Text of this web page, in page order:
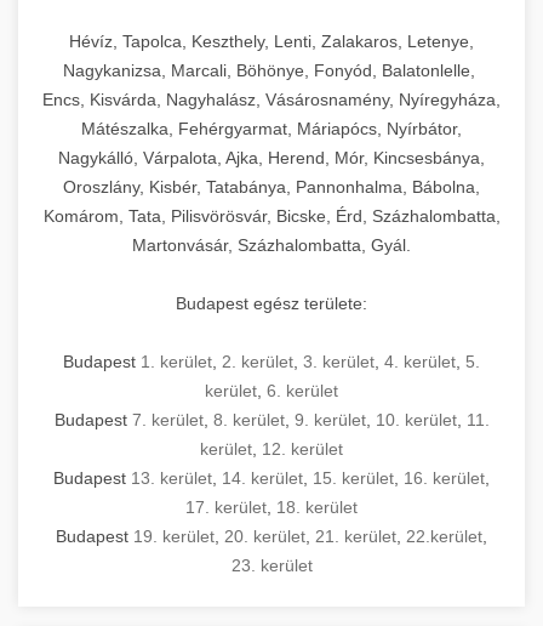
Hévíz, Tapolca, Keszthely, Lenti, Zalakaros, Letenye,
Nagykanizsa, Marcali, Böhönye, Fonyód, Balatonlelle,
Encs, Kisvárda, Nagyhalász, Vásárosnamény, Nyíregyháza,
Mátészalka, Fehérgyarmat, Máriapócs, Nyírbátor,
Nagykálló, Várpalota, Ajka, Herend, Mór, Kincsesbánya,
Oroszlány, Kisbér, Tatabánya, Pannonhalma, Bábolna,
Komárom, Tata, Pilisvörösvár, Bicske, Érd, Százhalombatta,
Martonvásár, Százhalombatta, Gyál.
Budapest egész területe:
Budapest 1. kerület 2. kerület 3. kerület 4. kerület 5.
kerület 6. kerület
Budapest 7. kerület, 8. kerület, 9. kerület, 10. kerület, 11.
kerület 12. kerület
Budapest 13. kerület 14. kerület 15. kerület 16. kerület
17. kerület 18. kerület
Budapest 19. kerület 20. kerület 21. kerület 22.kerület
23. kerület